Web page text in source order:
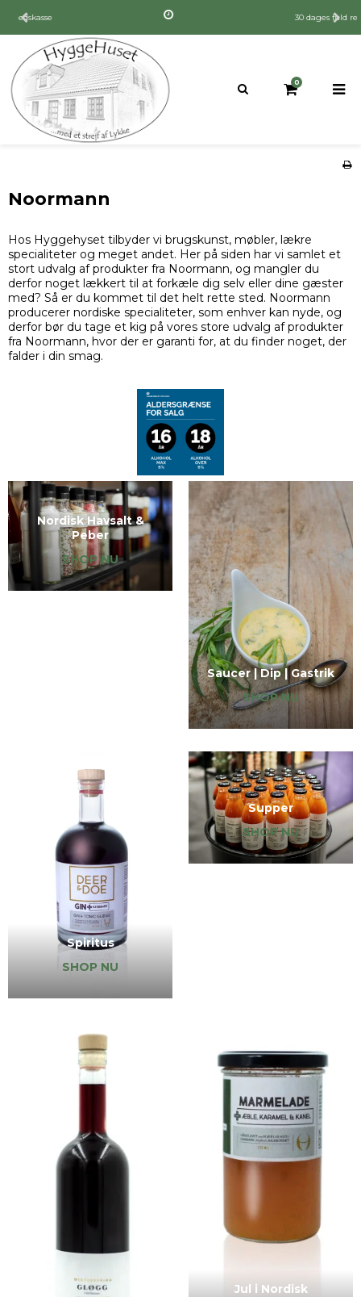
30 dages fuld returret
0
Noormann
Hos Hyggehyset tilbyder vi brugskunst, møbler, lækre
specialiteter og meget andet. Her på siden har vi samlet et
stort udvalg af produkter fra Noormann, og mangler du
derfor noget lækkert til at forkæle dig selv eller dine gæster
med? Så er du kommet til det helt rette sted. Noormann
producerer nordiske specialiteter, som enhver kan nyde, og
derfor bør du tage et kig på vores store udvalg af produkter
fra Noormann, hvor der er garanti for, at du finder noget, der
falder i din smag.
Nordisk Havsalt &
Peber
SHOP NU
Saucer | Dip | Gastrik
SHOP NU
Spiritus
SHOP NU
Supper
SHOP NU
Jul i Nordisk